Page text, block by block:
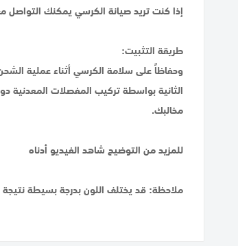
إذا كنت تريد صيانة الكرسي يمكنك التواصل
طريقة التثبيت:
وحفاظاً على سلامة الكرسي أثناء عملية
الثانية بواسطة تركيب المفصلات
مخالبك.
للمزيد من التوضيح شاهد الفيديو أدناه
ملاحظة: قد يختلف اللون بدرجة بسيطة نتيجة